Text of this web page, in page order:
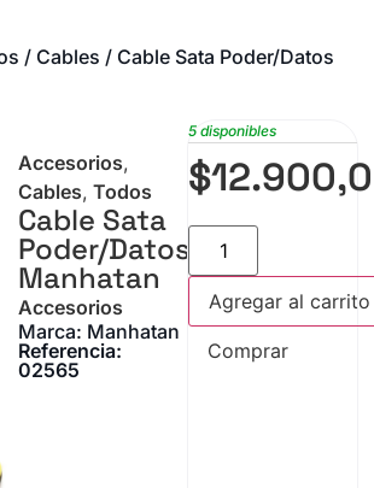
/ Cables / Cable Sata Poder/Datos
Accesorios,
Cables, Todos
Cable Sata
Poder/Datos
Manhatan
Accesorios
Marca: Manhatan
Referencia:
02565
5 disponibles
$
Agregar al carrito
Comprar